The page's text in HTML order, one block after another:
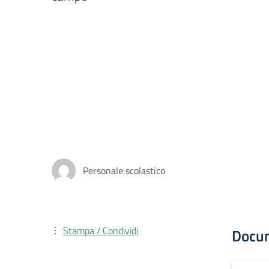
Personale scolastico
Stampa / Condividi